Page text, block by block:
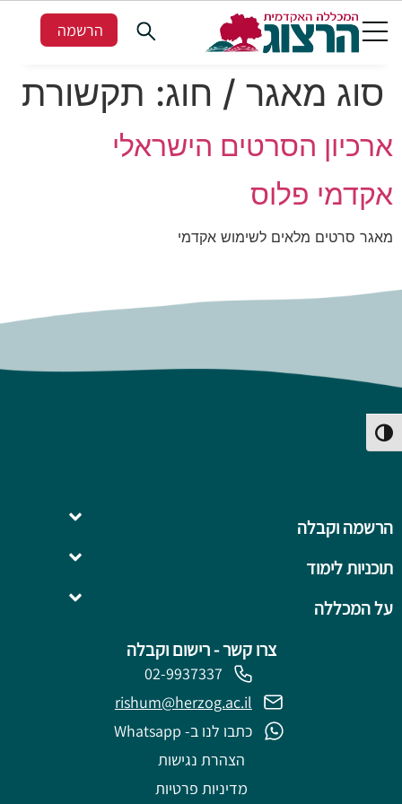
הפעל/כבה ניגודיות גבוהה
הרשמה
סוג מאגר / חוג: תקשורת
ארכיון הסרטים הישראלי
אקדמי פלוס
מאגר סרטים מלאים לשימוש אקדמי
צרו קשר - רישום וקבלה
02-9937337
rishum@herzog.ac.il
כתבו לנו ב- Whatsapp
הצהרת נגישות
מדיניות פרטיות
על המכללה
תוכניות לימוד
הרשמה וקבלה